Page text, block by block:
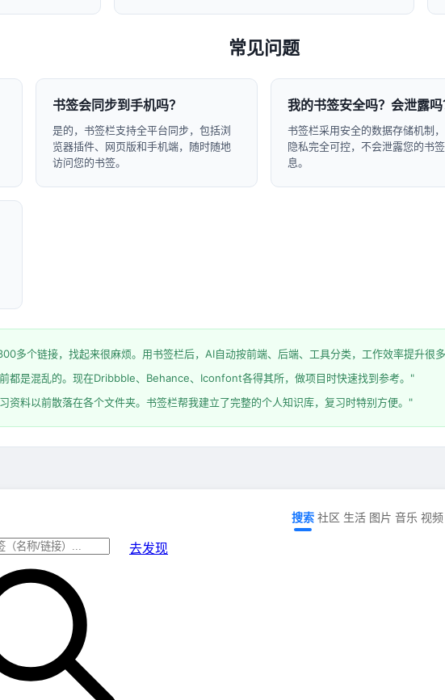
常见问题
书签会同步到手机吗？
是的，书签栏支持全平台同步，包括浏
览器插件、网页版和手机端，随时随地
访问您的书签。
我的书签安全吗？会泄露
书签栏采用安全的数据存储机制
隐私完全可控，不会泄露您的书
息。
多个链接，找起来很麻烦。用书签栏后，AI自动按前端、后端、工具分类，工作效率提升很
前都是混乱的。现在Dribbble、Behance、Iconfont各得其所，做项目时快速找到参考。"
资料以前散落在各个文件夹。书签栏帮我建立了完整的个人知识库，复习时特别方便。"
搜索 社区 生活 图片 音乐 视频
去发现